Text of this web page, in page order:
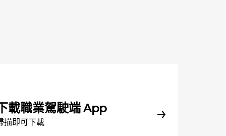
載職業駕駛端 App
描即可下載